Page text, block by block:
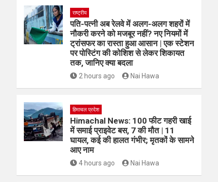
राष्ट्रीय
पति-पत्नी अब रेलवे में अलग-अलग शहरों में
नौकरी करने को मजबूर नहीं? नए नियमों में
ट्रांसफर का रास्ता हुआ आसान | एक स्टेशन
पर पोस्टिंग की कोशिश से लेकर शिकायत
तक, जानिए क्या बदला
2 hours ago Nai Hawa
हिमाचल प्रदेश
Himachal News: 100 फीट गहरी खाई
में समाई प्राइवेट बस, 7 की मौत | 11
घायल, कई की हालत गंभीर; मृतकों के सामने
आए नाम
4 hours ago Nai Hawa